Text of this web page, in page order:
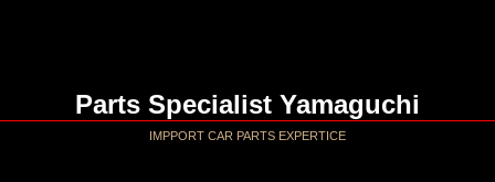
Parts Specialist Yamaguchi
IMPPORT CAR PARTS EXPERTICE